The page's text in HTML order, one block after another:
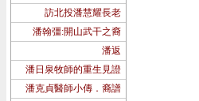
訪北投潘慧耀長老
潘翰彊:開山武干之裔
潘返
潘日泉牧師的重生見證
潘克貞醫師小傳．裔譜